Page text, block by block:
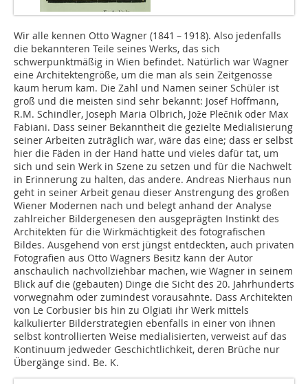
Wir alle kennen Otto Wagner (1841 – 1918). Also jedenfalls
die bekannteren Teile seines Werks, das sich
schwerpunktmäßig in Wien befindet. Natürlich war Wagner
eine Architektengröße, um die man als sein Zeitgenosse
kaum herum kam. Die Zahl und Namen seiner Schüler ist
groß und die meisten sind sehr bekannt: Josef Hoffmann,
R.M. Schindler, Joseph Maria Olbrich, Jože Plečnik oder Max
Fabiani. Dass seiner Bekanntheit die gezielte Medialisierung
seiner Arbeiten zuträglich war, wäre das eine; dass er selbst
hier die Fäden in der Hand hatte und vieles dafür tat, um
sich und sein Werk in Szene zu setzen und für die Nachwelt
in Erinnerung zu halten, das andere. Andreas Nierhaus nun
geht in seiner Arbeit genau dieser Anstrengung des großen
Wiener Modernen nach und belegt anhand der Analyse
zahlreicher Bildergenesen den ausgeprägten Instinkt des
Architekten für die Wirkmächtigkeit des fotografischen
Bildes. Ausgehend von erst jüngst entdeckten, auch privaten
Fotografien aus Otto Wagners Besitz kann der Autor
anschaulich nachvollziehbar machen, wie Wagner in seinem
Blick auf die (gebauten) Dinge die Sicht des 20. Jahrhunderts
vorwegnahm oder zumindest vorausahnte. Dass Architekten
von Le Corbusier bis hin zu Olgiati ihr Werk mittels
kalkulierter Bilderstrategien ebenfalls in einer von ihnen
selbst kontrollierten Weise medialisierten, verweist auf das
Kontinuum jedweder Geschichtlichkeit, deren Brüche nur
Übergänge sind. Be. K.